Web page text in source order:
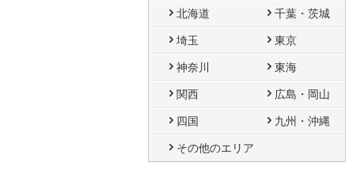
北海道 千葉・茨城
埼玉 東京
神奈川 東海
関西 広島・岡山
四国 九州・沖縄
その他のエリア